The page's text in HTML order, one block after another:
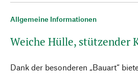
Allgemeine Informationen
Weiche Hülle, stützender
Dank der besonderen „Bauart“